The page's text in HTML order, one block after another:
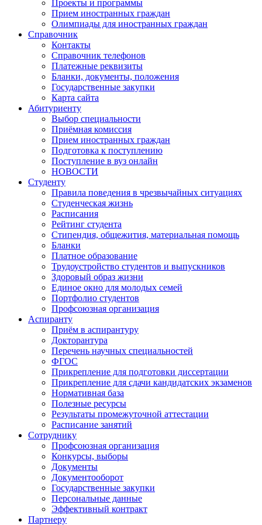
Проекты и программы
Прием иностранных граждан
Олимпиады для иностранных граждан
Справочник
Контакты
Справочник телефонов
Платежные реквизиты
Бланки, документы, положения
Государственные закупки
Карта сайта
Абитуриенту
Выбор специальности
Приёмная комиссия
Прием иностранных граждан
Подготовка к поступлению
Поступление в вуз онлайн
НОВОСТИ
Студенту
Правила поведения в чрезвычайных ситуациях
Студенческая жизнь
Расписания
Рейтинг студента
Стипендия, общежития, материальная помощь
Бланки
Платное образование
Трудоустройство студентов и выпускников
Здоровый образ жизни
Единое окно для молодых семей
Портфолио студентов
Профсоюзная организация
Аспиранту
Приём в аспирантуру
Докторантура
Перечень научных специальностей
ФГОС
Прикрепление для подготовки диссертации
Прикрепление для сдачи кандидатских экзаменов
Нормативная база
Полезные ресурсы
Результаты промежуточной аттестации
Расписание занятий
Сотруднику
Профсоюзная организация
Конкурсы, выборы
Документы
Документооборот
Государственные закупки
Персональные данные
Эффективный контракт
Партнеру